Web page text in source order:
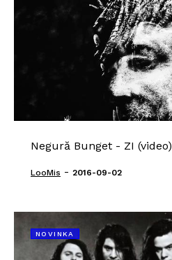
Negură Bunget - ZI (video)
LooMis - 2016-09-02
NOVINKA